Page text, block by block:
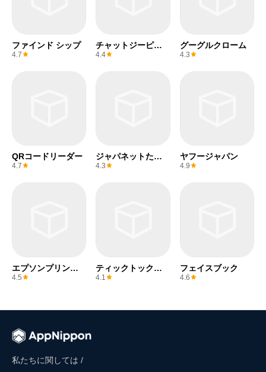
ファインド シップ
4.7
チャットジーピー
ティー
4.4
グーグルクローム
4.3
QRコードリーダー
4.7
ジャパネットたか
た
4.3
ヤフージャパン
4.9
エプソンプリンタ
ー
4.5
ティックトックラ
イト
4.1
フェイスブック
4.6
私たちに関しては /